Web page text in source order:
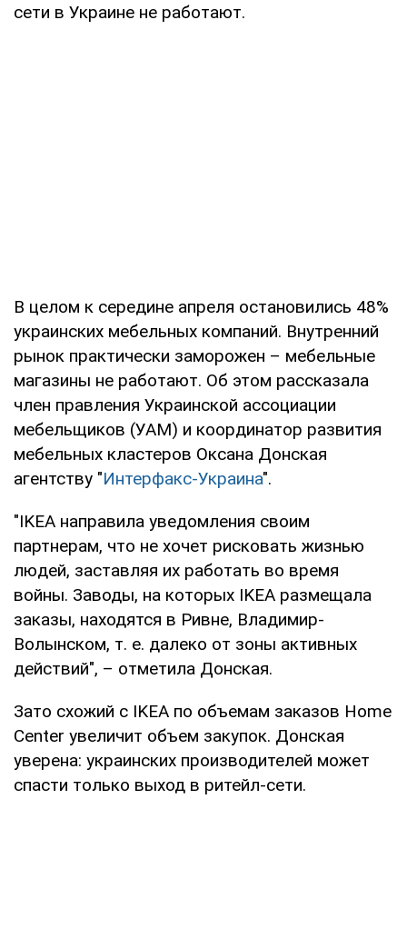
сети в Украине не работают.
В целом к середине апреля остановились 48%
украинских мебельных компаний. Внутренний
рынок практически заморожен – мебельные
магазины не работают. Об этом рассказала
член правления Украинской ассоциации
мебельщиков (УАМ) и координатор развития
мебельных кластеров Оксана Донская
агентству "Интерфакс-Украина".
"IKEA направила уведомления своим
партнерам, что не хочет рисковать жизнью
людей, заставляя их работать во время
войны. Заводы, на которых IKEA размещала
заказы, находятся в Ривне, Владимир-
Волынском, т. е. далеко от зоны активных
действий", – отметила Донская.
Зато схожий с IKEA по объемам заказов Home
Center увеличит объем закупок. Донская
уверена: украинских производителей может
спасти только выход в ритейл-сети.